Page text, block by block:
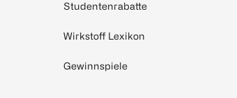
Studentenrabatte
Wirkstoff Lexikon
Gewinnspiele